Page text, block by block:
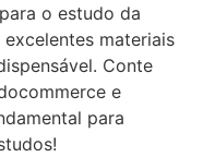
o estudo da
materiais
Conte
e
para